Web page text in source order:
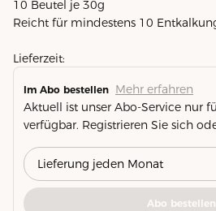
10 Beutel je 30g
Reicht für mindestens 10
Lieferzeit:
Im Abo bestellen Mehr erfahren
Aktuell ist unser Abo-Service nur
verfügbar. Registrieren Sie sich
Abo bestellen